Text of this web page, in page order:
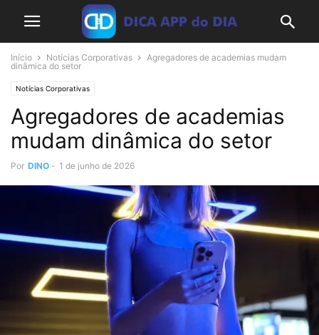
Início Notícias Corporativas
Agregadores de academias mudam
dinâmica do setor
Notícias Corporativas
Agregadores de academias
mudam dinâmica do setor
Por DINO - 1 de junho de 2026